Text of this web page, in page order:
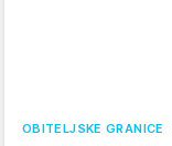
OBITELJSKE GRANICE